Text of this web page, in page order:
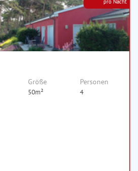
Größe
50m²
Personen
4
pro Nacht